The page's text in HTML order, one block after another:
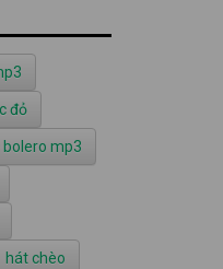
đỏ
bolero mp3
hát chèo